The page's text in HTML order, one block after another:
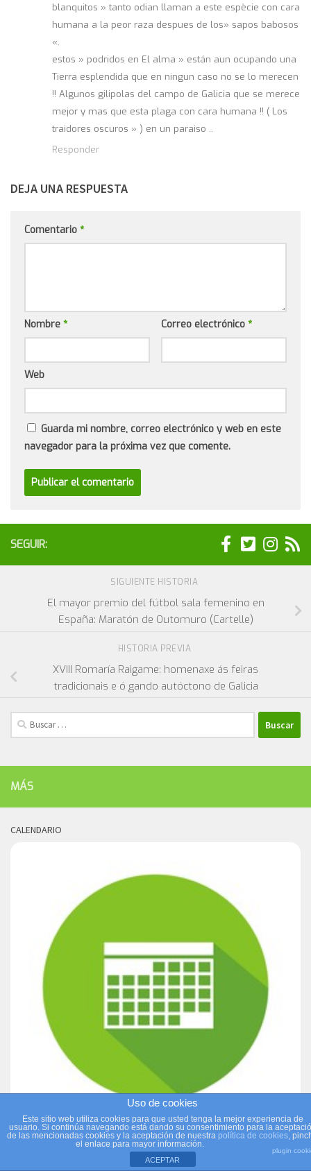
blanquitos » tanto odian llaman a este espècie con cara
humana a la peor raza despues de los» sapos babosos
«.
estos » podridos en El alma » están aun ocupando una
Tierra esplendida que en ningun caso no se lo merecen
!! Algunos gilipolas del campo de Galicia que se merece
mejor y mas que esta plaga con cara humana !! ( Los
traidores oscuros » ) en un paraiso ..
Responder
DEJA UNA RESPUESTA
Comentario *
Nombre * Correo electrónico *
Web
Guarda mi nombre, correo electrónico y web en este
navegador para la próxima vez que comente.
SEGUIR:
SIGUIENTE HISTORIA
El mayor premio del fútbol sala femenino en
España: Maratón de Outomuro (Cartelle)
HISTORIA PREVIA
XVIII Romaría Raigame: homenaxe ás feiras
tradicionais e ó gando autóctono de Galicia
Buscar:
MÁS
CALENDARIO
Uso de cookies
Este sitio web utiliza cookies para que usted tenga la mejor experiencia de
usuario. Si continúa navegando está dando su consentimiento para la
de las mencionadas cookies y la aceptación de nuestra política de cookies,
el enlace para mayor información.
plugin
ACEPTAR